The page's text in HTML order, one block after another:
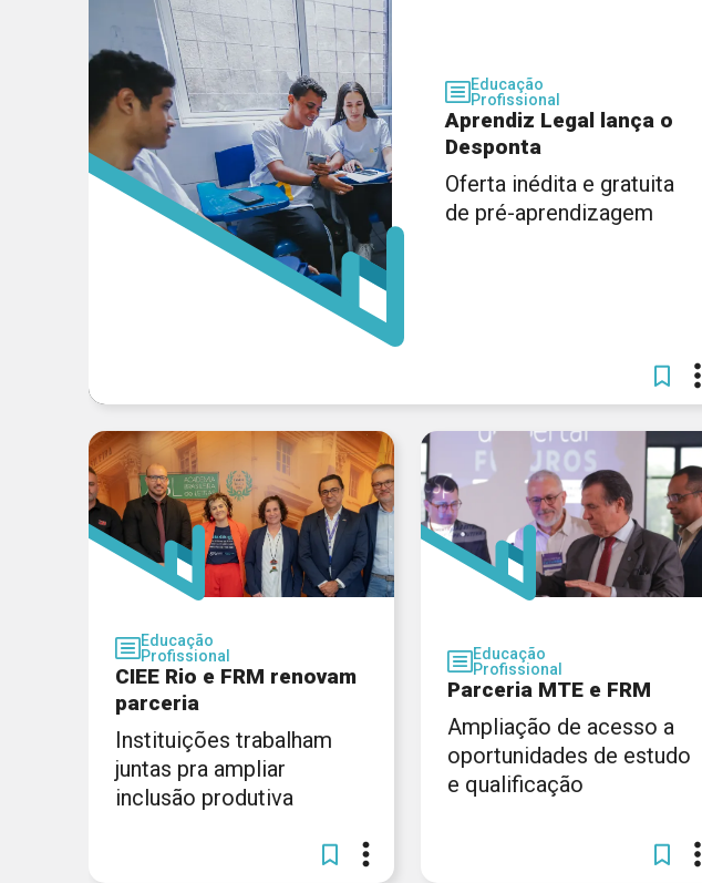
Educação
Profissional
Aprendiz Legal lança o
Desponta
Oferta inédita e gratuita
de pré-aprendizagem
Educação
Profissional
CIEE Rio e FRM renovam
parceria
Instituições trabalham
juntas pra ampliar
inclusão produtiva
Educação
Profissional
Parceria MTE e FRM
Ampliação de acesso a
oportunidades de estudo
e qualificação